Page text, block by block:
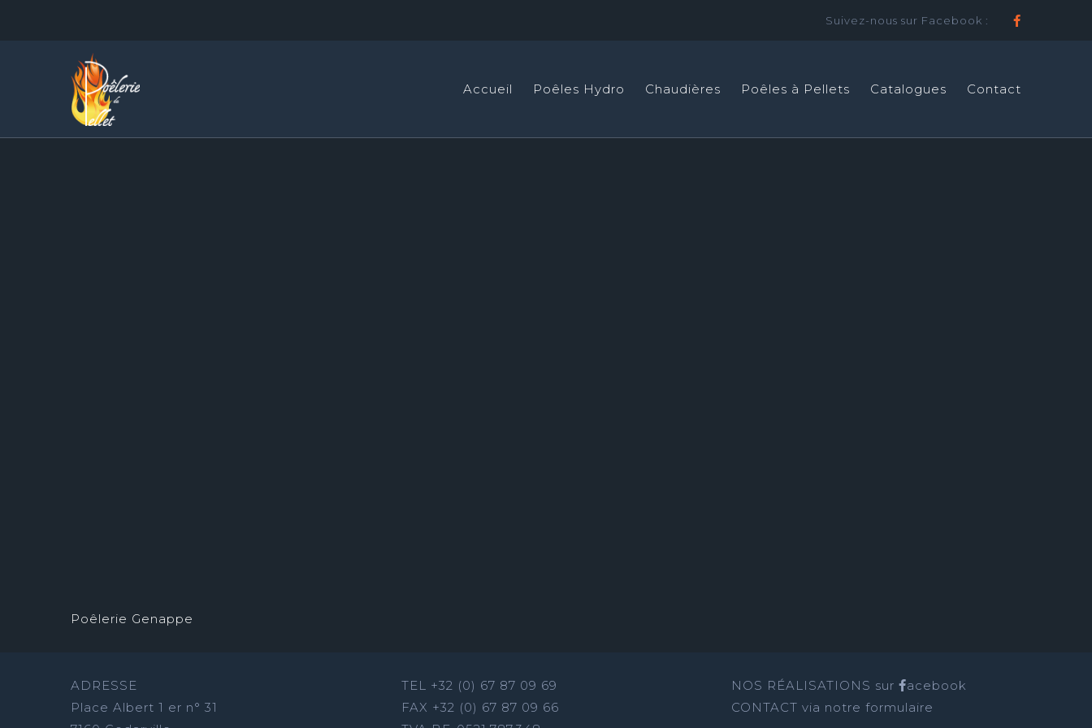
Suivez-nous sur Facebook :
Accueil Poêles Hydro Chaudières Poêles à Pellets Catalogues Contact
Poêlerie Genappe
ADRESSE
Place Albert 1 er n° 31
TEL +32 (0) 67 87 09 69
FAX +32 (0) 67 87 09 66
NOS RÉALISATIONS sur acebook
CONTACTvia notre formulaire